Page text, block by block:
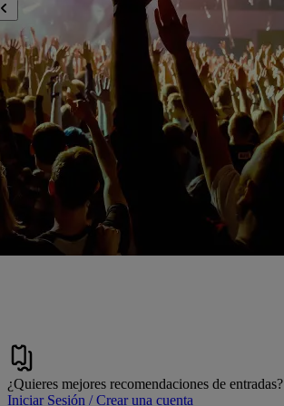
¿Quieres mejores recomendaciones de entradas?
Iniciar Sesión / Crear una cuenta